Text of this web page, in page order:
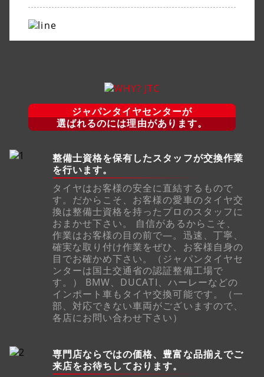
ジャパンタイヤセンターが
選ばれるのには理由があります。
整備士資格を保有したスタッフが交換作業
を行います。
タイヤはお客様の安全に直結するもので
す。だからこそ、お客様の愛車のタイヤ交
換は整備士資格を持ったプロのスタッフに
おまかせ下さい。 自信があるからこそ、
作業はお客様の目の前で―。迅速、丁寧、
確実な取り付け作業をぜひ、お客様自身の
目でお確かめ下さい。（ジャパンタイヤセ
ンターは国土交通省の認証整備工場で
す。） BMW、DUCATI、ハーレーなどの
インポート車もタイヤ交換可能です。（一
部、対応できない車両がございますので、
各店にお問い合わせ下さい）
専門店ならではの価格、豊富な品揃えでご
来店をお待ちしております。